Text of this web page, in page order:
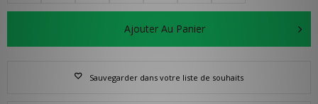
Ajouter Au Panier
Sauvegarder dans votre liste de souhaits